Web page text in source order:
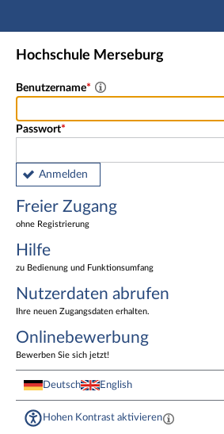
Hauptnavigation
Freier Zugang
Nutzerdaten abrufen
Fußzeile
Hochschule Merseburg
Benutzername
Passwort
Anmelden
Freier Zugang
ohne Registrierung
Hilfe
zu Bedienung und Funktionsumfang
Nutzerdaten abrufen
Ihre neuen Zugangsdaten erhalten.
Onlinebewerbung
Bewerben Sie sich jetzt!
Deutsch English
Hohen Kontrast aktivieren